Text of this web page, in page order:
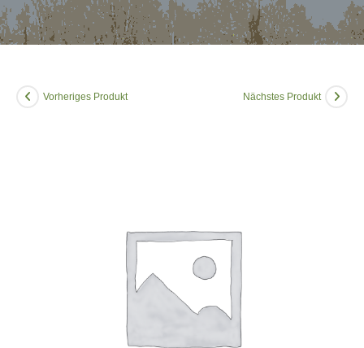
Vorheriges Produkt Nächstes Produkt